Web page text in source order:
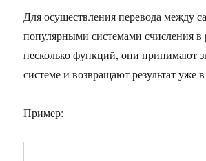
Для осуществления перевода между
популярными системами счисления
несколько функций, они принимают
системе и возвращают результат уже
Пример: